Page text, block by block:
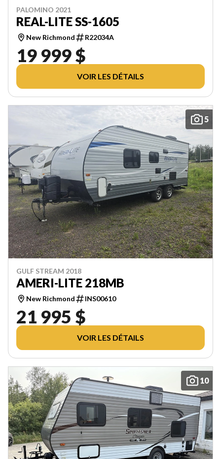
PALOMINO 2021
REAL-LITE SS-1605
New Richmond R22034A
19 999 $
VOIR LES DÉTAILS
5
GULF STREAM 2018
AMERI-LITE 218MB
New Richmond INS00610
21 995 $
VOIR LES DÉTAILS
10